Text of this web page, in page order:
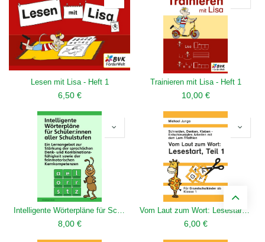
Lesen mit Lisa - Heft 1
6,50€
Trainieren mit Lisa - Heft 1
10,00€
Intelligente Wörterpläne für Schüler/innen aller Schulstufen 1 PDF
8,00€
Vom Laut zum Wort: Lesestart, Teil 1 PDF
6,00€